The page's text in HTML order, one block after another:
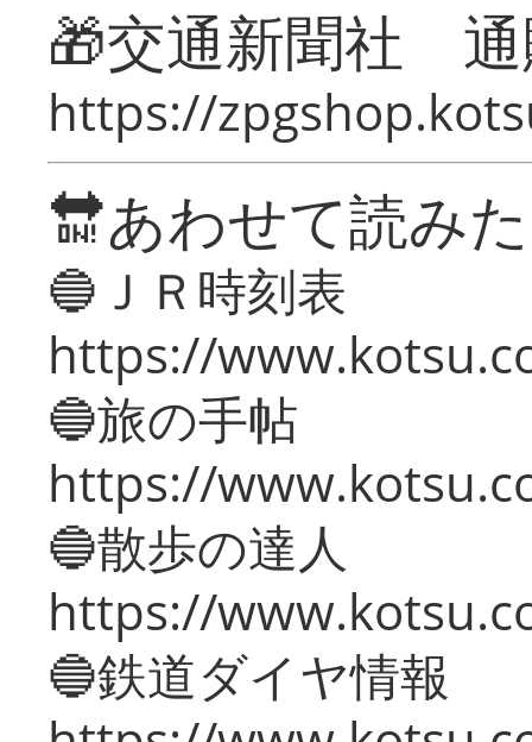
🎁交通新聞社
https://
🔛あわせて読み
🔵ＪＲ時刻表
https://
🔵旅の手帖
https://
🔵散歩の達人
https://
🔵鉄道ダイヤ情報